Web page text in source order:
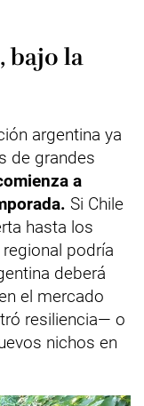
bajo la
argentina ya
de grandes
a
Si Chile
hasta los
podría
deberá
el mercado
resiliencia— o
nichos en